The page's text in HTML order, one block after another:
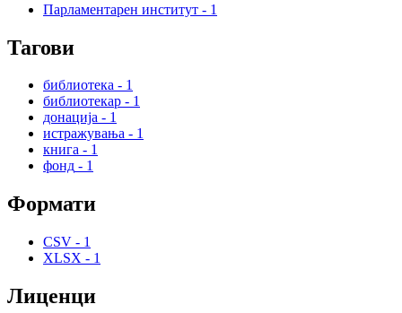
Парламентарен институт - 1
Тагови
библиотека - 1
библиотекар - 1
донација - 1
истражувања - 1
книга - 1
фонд - 1
Формати
CSV - 1
XLSX - 1
Лиценци